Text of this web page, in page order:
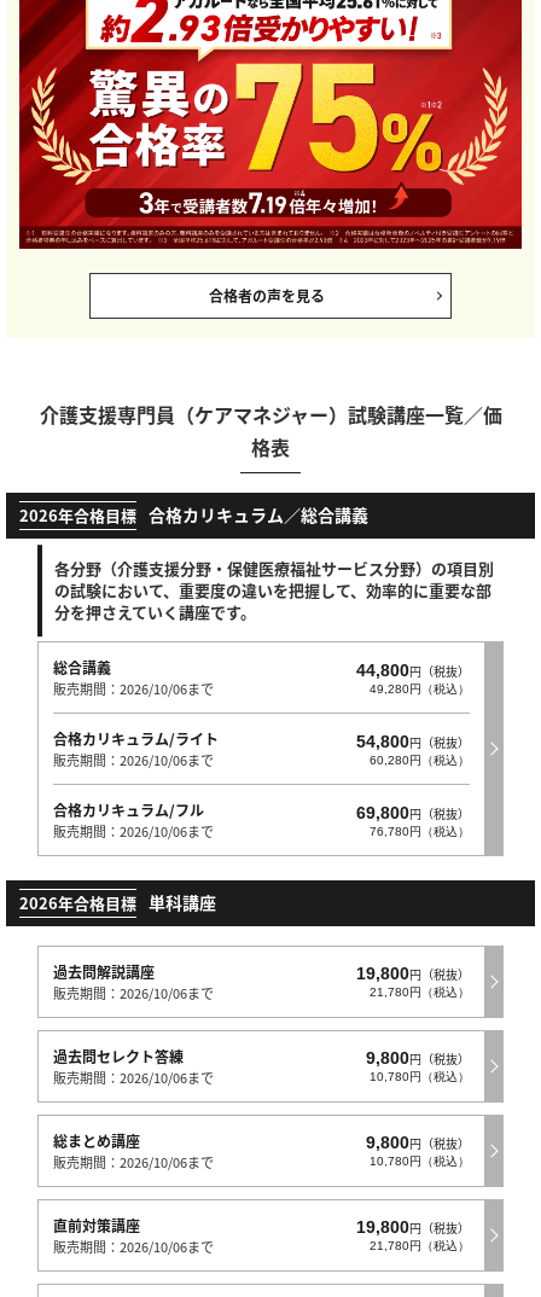
合格者の声を見る
介護支援専門員（ケアマネジャー）試験講座一覧／価
格表
2026年合格目標 合格カリキュラム／総合講義
各分野（介護支援分野・保健医療福祉サービス分野）の項目別
の試験において、重要度の違いを把握して、効率的に重要な部
分を押さえていく講座です。
総合講義
販売期間：2026/10/06まで
44,800円（税抜）
49,280円（税込）
合格カリキュラム/ライト
販売期間：2026/10/06まで
54,800円（税抜）
60,280円（税込）
合格カリキュラム/フル
販売期間：2026/10/06まで
69,800円（税抜）
76,780円（税込）
2026年合格目標 単科講座
過去問解説講座
販売期間：2026/10/06まで
19,800円（税抜）
21,780円（税込）
過去問セレクト答練
販売期間：2026/10/06まで
9,800円（税抜）
10,780円（税込）
総まとめ講座
販売期間：2026/10/06まで
9,800円（税抜）
10,780円（税込）
直前対策講座
販売期間：2026/10/06まで
19,800円（税抜）
21,780円（税込）